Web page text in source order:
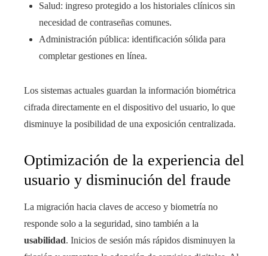
Salud: ingreso protegido a los historiales clínicos sin
necesidad de contraseñas comunes.
Administración pública: identificación sólida para
completar gestiones en línea.
Los sistemas actuales guardan la información biométrica
cifrada directamente en el dispositivo del usuario, lo que
disminuye la posibilidad de una exposición centralizada.
Optimización de la experiencia del
usuario y disminución del fraude
La migración hacia claves de acceso y biometría no
responde solo a la seguridad, sino también a la
usabilidad. Inicios de sesión más rápidos disminuyen la